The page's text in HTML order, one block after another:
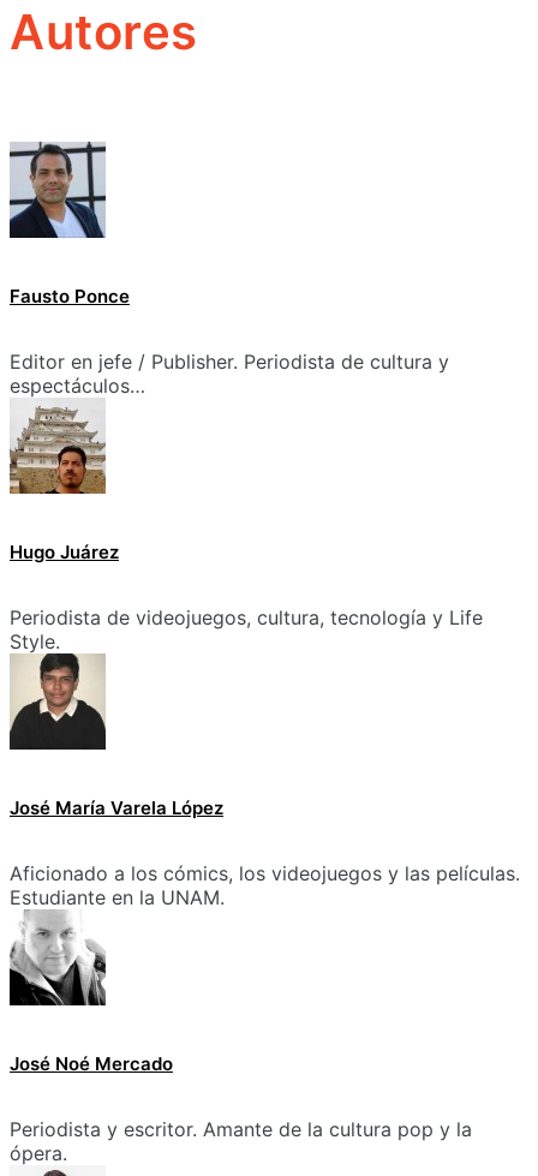
Autores
Fausto Ponce
Editor en jefe / Publisher. Periodista de cultura y
espectáculos…
Hugo Juárez
Periodista de videojuegos, cultura, tecnología y Life
Style.
José María Varela López
Aficionado a los cómics, los videojuegos y las películas.
Estudiante en la UNAM.
José Noé Mercado
Periodista y escritor. Amante de la cultura pop y la
ópera.